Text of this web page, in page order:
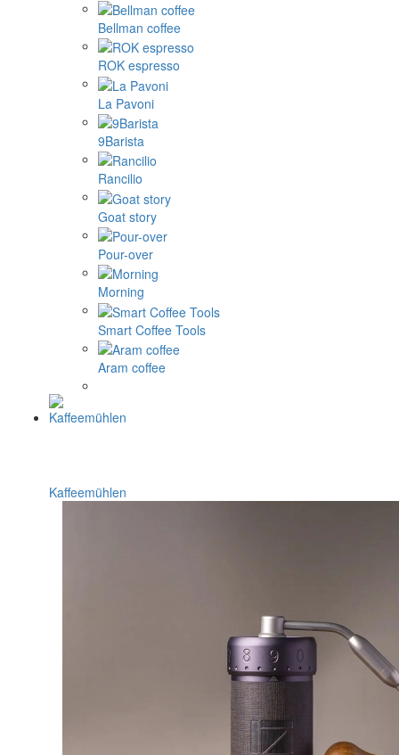
Bellman coffee
ROK espresso
La Pavoni
9Barista
Rancilio
Goat story
Pour-over
Morning
Smart Coffee Tools
Aram coffee
Kaffeemühlen